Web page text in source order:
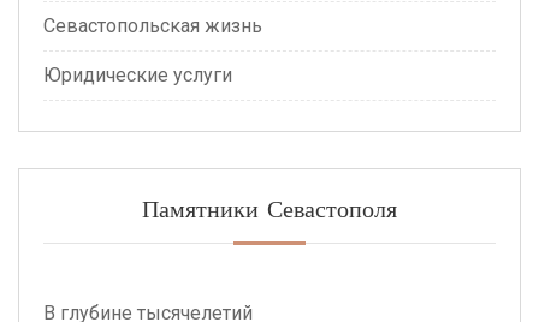
Севастопольская жизнь
Юридические услуги
Памятники Севастополя
В глубине тысячелетий